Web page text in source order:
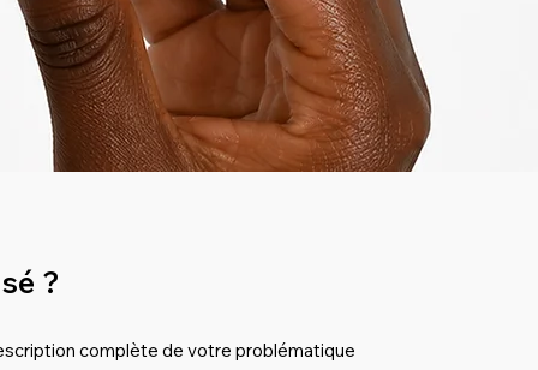
?
complète de votre problématique